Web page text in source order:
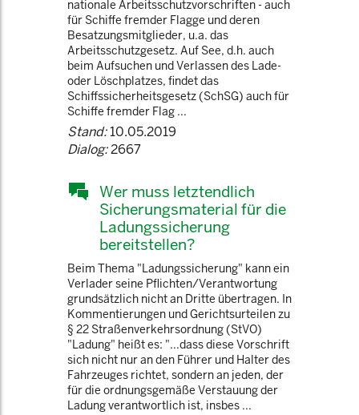
nationale Arbeitsschutzvorschriften - auch
für Schiffe fremder Flagge und deren
Besatzungsmitglieder, u.a. das
Arbeitsschutzgesetz. Auf See, d.h. auch
beim Aufsuchen und Verlassen des Lade-
oder Löschplatzes, findet das
Schiffssicherheitsgesetz (SchSG) auch für
Schiffe fremder Flag ...
Stand:10.05.2019
Dialog:2667
Wer muss letztendlich
Sicherungsmaterial für die
Ladungssicherung
bereitstellen?
Beim Thema "Ladungssicherung" kann ein
Verlader seine Pflichten/Verantwortung
grundsätzlich nicht an Dritte übertragen. In
Kommentierungen und Gerichtsurteilen zu
§ 22 Straßenverkehrsordnung (StVO)
"Ladung" heißt es: "...dass diese Vorschrift
sich nicht nur an den Führer und Halter des
Fahrzeuges richtet, sondern an jeden, der
für die ordnungsgemäße Verstauung der
Ladung verantwortlich ist, insbes ...